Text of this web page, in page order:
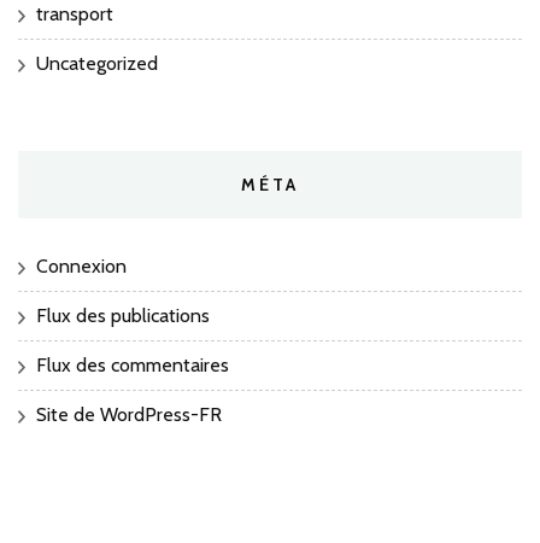
transport
Uncategorized
MÉTA
Connexion
Flux des publications
Flux des commentaires
Site de WordPress-FR